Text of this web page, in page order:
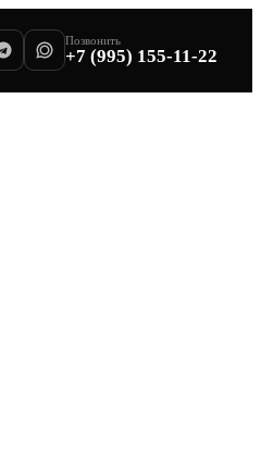
Позвонить
+7 (995) 155-11-22